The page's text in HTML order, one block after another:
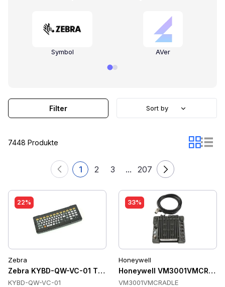
Symbol AVer
7448 Produkte
1 2 3 ... 207
Filter Sort by
22%
Zebra
Zebra KYBD-QW-VC-01 Tastaturen
KYBD-QW-VC-01
33%
Honeywell
Honeywell
VM3001VMCRADLE